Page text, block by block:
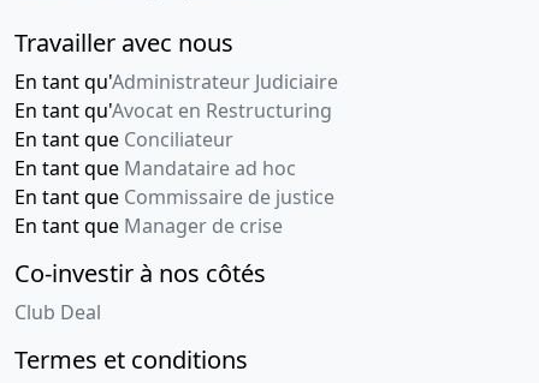
Travailler avec nous
En tant qu'Administrateur Judiciaire
En tant qu'Avocat en Restructuring
En tant que Conciliateur
En tant que Mandataire ad hoc
En tant que Commissaire de justice
En tant que Manager de crise
Co-investir à nos côtés
Club Deal
Termes et conditions